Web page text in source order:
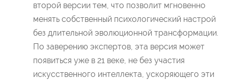
второй версии тем, что позволит мгновенно
менять собственный психологический настрой
без длительной эволюционной трансформации.
По заверению экспертов, эта версия может
появиться уже в 21 веке, не без участия
искусственного интеллекта, ускоряющего эти